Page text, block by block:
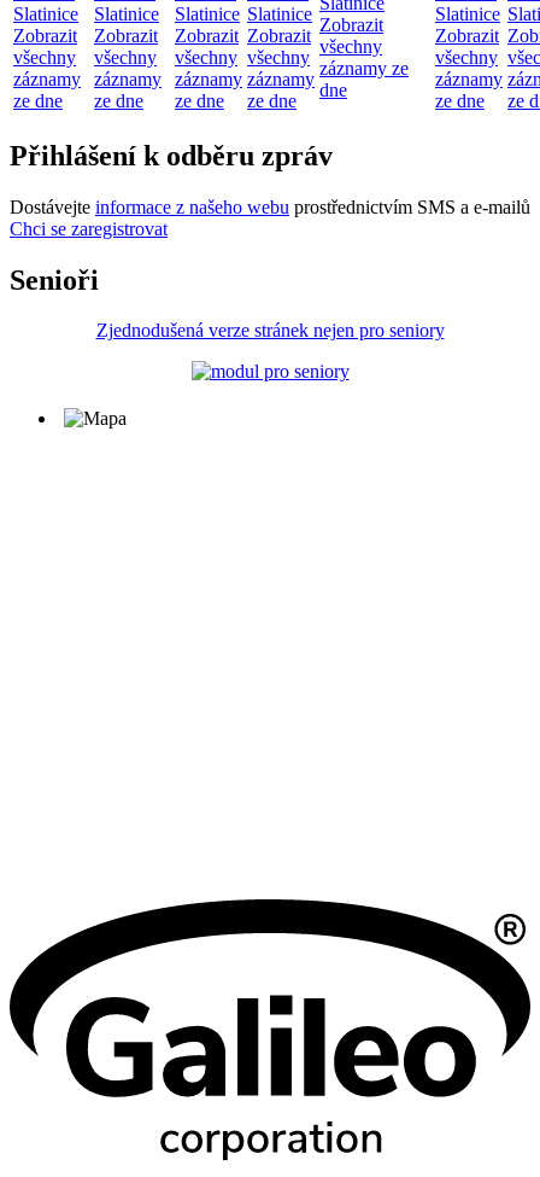
Slatinice
Zobrazit
všechny
záznamy
ze dne
Slatinice
Zobrazit
všechny
záznamy
ze dne
Slatinice
Zobrazit
všechny
záznamy
ze dne
Slatinice
Zobrazit
všechny
záznamy
ze dne
Zobrazit
všechny
záznamy ze
dne
Slatinice
Zobrazit
všechny
záznamy
ze dne
ze
Přihlášení k odběru zpráv
Dostávejte informace z našeho webu prostřednictvím SMS a e-mailů
Chci se zaregistrovat
Senioři
Zjednodušená verze stránek nejen pro seniory